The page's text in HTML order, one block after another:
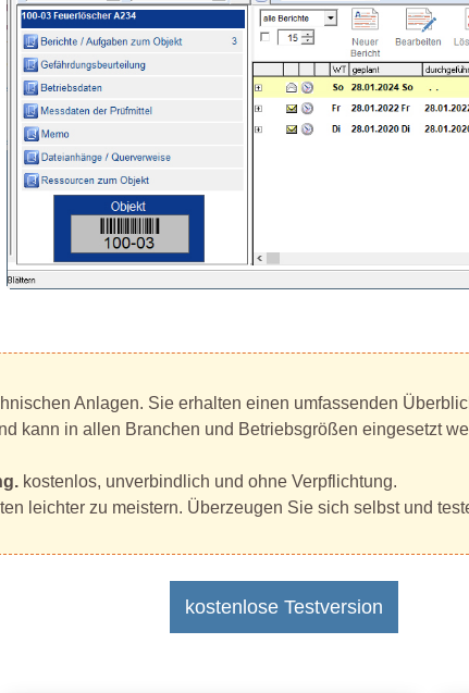
Anlagen. Sie erhalten einen umfassenden
kann in allen Branchen und Betriebsgrößen eingesetzt
kostenlos, unverbindlich und ohne Verpflichtung.
leichter zu meistern. Überzeugen Sie sich selbst und
kostenlose Testversion